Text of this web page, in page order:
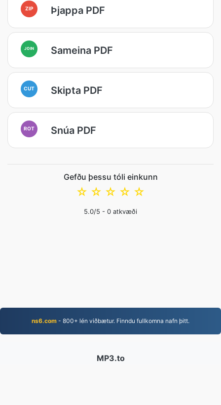
ZIP Þjappa PDF
JOIN Sameina PDF
CUT Skipta PDF
ROT Snúa PDF
Gefðu þessu tóli einkunn
☆
☆
☆
☆
☆
5.0/5 - 0 atkvæði
ns6.com - 800+ lén viðbætur. Finndu fullkomna nafn þitt.
MP3.to